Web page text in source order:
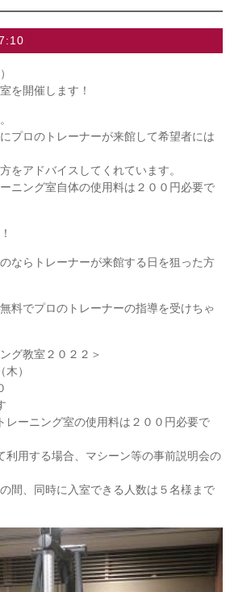
を開催します！
プロのトレーナーが来館して希望者には
をアドバイスしてくれています。
ニング室自体の使用料は２００円必要で
ならトレーナーが来館する日を狙った方
料でプロのトレーナーの指導を受けちゃ
グ教室２０２２＞
）
レーニング室の使用料は２００円必要で
利用する場合、マシーン等の事前説明会の
間、同時に入室できる人数は５名様まで